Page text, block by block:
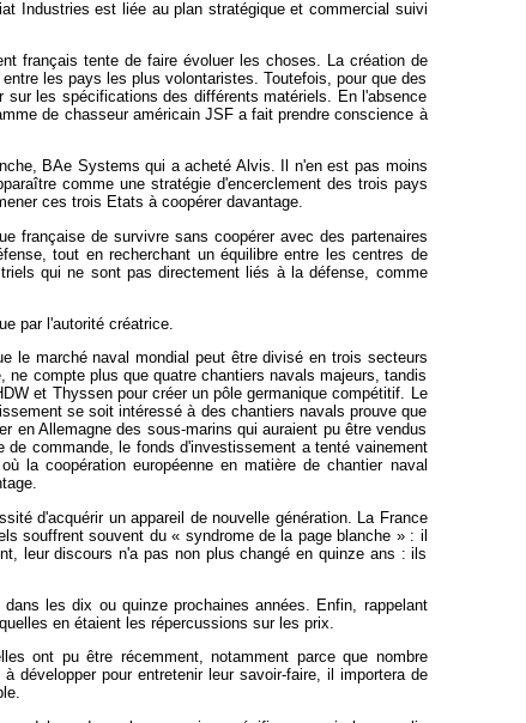
Industries est liée au plan stratégique et commercial suivi
français tente de faire évoluer les choses. La création de
les pays les plus volontaristes. Toutefois, pour que des
sur les spécifications des différents matériels. En l'absence
de chasseur américain JSF a fait prendre conscience à
BAe Systems qui a acheté Alvis. Il n'en est pas moins
comme une stratégie d'encerclement des trois pays
ces trois Etats à coopérer davantage.
française de survivre sans coopérer avec des partenaires
tout en recherchant un équilibre entre les centres de
qui ne sont pas directement liés à la défense, comme
par l'autorité créatrice.
le marché naval mondial peut être divisé en trois secteurs
compte plus que quatre chantiers navals majeurs, tandis
et Thyssen pour créer un pôle germanique compétitif. Le
se soit intéressé à des chantiers navals prouve que
en Allemagne des sous-marins qui auraient pu être vendus
commande, le fonds d'investissement a tenté vainement
la coopération européenne en matière de chantier naval
d'acquérir un appareil de nouvelle génération. La France
souffrent souvent du « syndrome de la page blanche » : il
leur discours n'a pas non plus changé en quinze ans : ils
les dix ou quinze prochaines années. Enfin, rappelant
en étaient les répercussions sur les prix.
ont pu être récemment, notamment parce que nombre
développer pour entretenir leur savoir-faire, il importera de